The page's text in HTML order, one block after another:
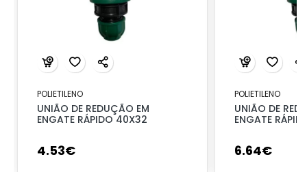
POLIETILENO
UNIÃO DE REDUÇÃO EM
ENGATE RÁPIDO 40X32
4.53€
POLIETILENO
UNIÃO DE
ENGATE
6.64€